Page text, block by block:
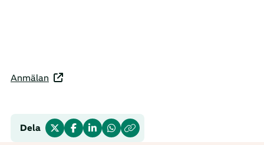
Anmälan
Dela